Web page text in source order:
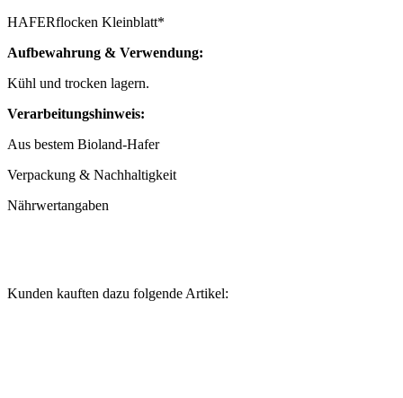
HAFERflocken Kleinblatt*
Aufbewahrung & Verwendung:
Kühl und trocken lagern.
Verarbeitungshinweis:
Aus bestem Bioland-Hafer
Verpackung & Nachhaltigkeit
Nährwertangaben
Kunden kauften dazu folgende Artikel: